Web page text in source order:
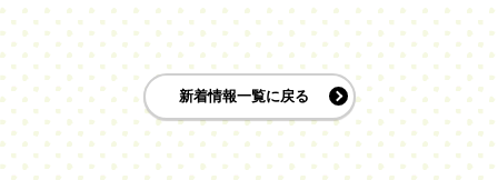
新着情報一覧に戻る